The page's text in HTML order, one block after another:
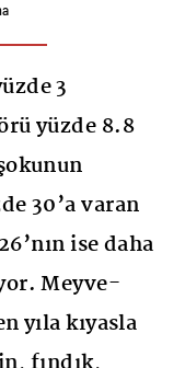
3
yüzde 8.8
30’a varan
ise daha
Meyve-
yıla kıyasla